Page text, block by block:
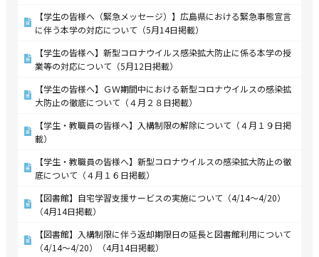
【学生の皆様へ（緊急メッセージ）】広島県における緊急事態宣言
に伴う本学の対応について（5月14日掲載）
【学生の皆様へ】新型コロナウイルス感染拡大防止に係る本学の授
業等の対応について（5月12日掲載）
【学生の皆様へ】ＧＷ期間中における新型コロナウイルスの感染拡
大防止の徹底について（４月２８日掲載）
【学生・教職員の皆様へ】入構制限の解除について（４月１９日掲
載）
【学生・教職員の皆様へ】新型コロナウイルスの感染拡大防止の徹
底について（４月１６日掲載）
【図書館】自宅学習支援サービスの実施について（4/14～4/20）
（4月14日掲載）
【図書館】入構制限に伴う返却期限日の延長と図書館利用について
（4/14～4/20）（4月14日掲載）